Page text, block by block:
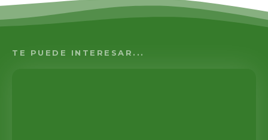
TE PUEDE INTERESAR...